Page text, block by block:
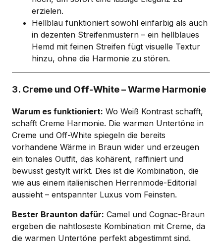
erzielen.
Hellblau funktioniert sowohl einfarbig als auch
in dezenten Streifenmustern – ein hellblaues
Hemd mit feinen Streifen fügt visuelle Textur
hinzu, ohne die Harmonie zu stören.
3. Creme und Off-White – Warme Harmonie
Warum es funktioniert: Wo Weiß Kontrast schafft,
schafft Creme Harmonie. Die warmen Untertöne in
Creme und Off-White spiegeln die bereits
vorhandene Wärme in Braun wider und erzeugen
ein tonales Outfit, das kohärent, raffiniert und
bewusst gestylt wirkt. Dies ist die Kombination, die
wie aus einem italienischen Herrenmode-Editorial
aussieht – entspannter Luxus vom Feinsten.
Bester Braunton dafür: Camel und Cognac-Braun
ergeben die nahtloseste Kombination mit Creme, da
die warmen Untertöne perfekt abgestimmt sind.